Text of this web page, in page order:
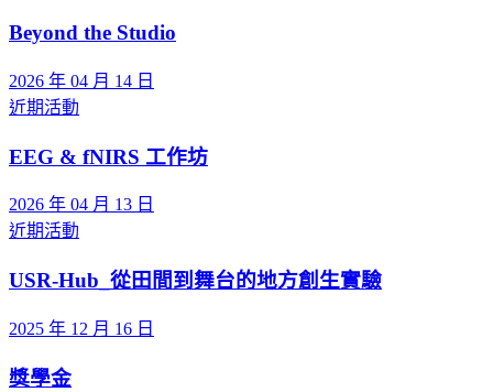
Beyond the Studio
2026 年 04 月 14 日
近期活動
EEG & fNIRS 工作坊
2026 年 04 月 13 日
近期活動
USR-Hub_從田間到舞台的地方創生實驗
2025 年 12 月 16 日
獎學金